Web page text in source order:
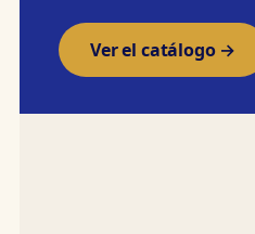
Ver el catálogo →